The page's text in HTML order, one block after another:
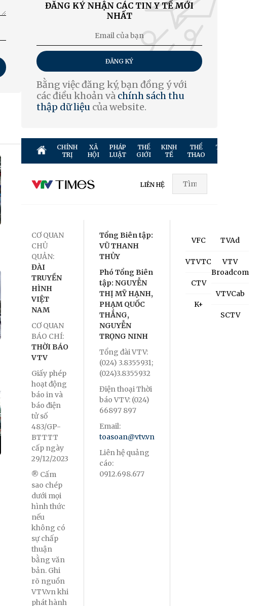
ĐĂNG KÝ NHẬN CÁC TIN Y TẾ MỚI
NHẤT
ĐĂNG KÝ
Bằng việc đăng ký, bạn đồng ý với
các điều khoản và chính sách thu
thập dữ liệu của website.
CHÍNH
TRỊ
XÃ
HỘI
PHÁP
LUẬT
THẾ
GIỚI
KINH
TẾ
THỂ
THAO
TRUYỀN
LIÊN HỆ
CƠ QUAN
CHỦ
QUẢN:
ĐÀI
TRUYỀN
HÌNH
VIỆT
NAM
CƠ QUAN
BÁO CHÍ:
THỜI BÁO
VTV
Giấy phép
hoạt động
báo in và
báo điện
tử số
483/GP-
BTTTT
cấp ngày
29/12/2023
® Cấm
sao chép
dưới mọi
hình thức
nếu
không có
sự chấp
thuận
bằng văn
bản. Ghi
rõ nguồn
VTV.vn khi
phát hành
Tổng Biên tập:
VŨ THANH
THỦY
Phó Tổng Biên
tập: NGUYỄN
THỊ MỸ HẠNH,
PHẠM QUỐC
THẮNG,
NGUYỄN
TRỌNG NINH
Tổng đài VTV:
(024) 3.8355931;
(024)3.8355932
Điện thoại Thời
báo VTV: (024)
66897 897
Email:
toasoan@vtv.vn
Liên hệ quảng
cáo:
0912.698.677
VFC
VTVTC
CTV
K+
TVAd
VTV
Broadcom
VTVCab
SCTV